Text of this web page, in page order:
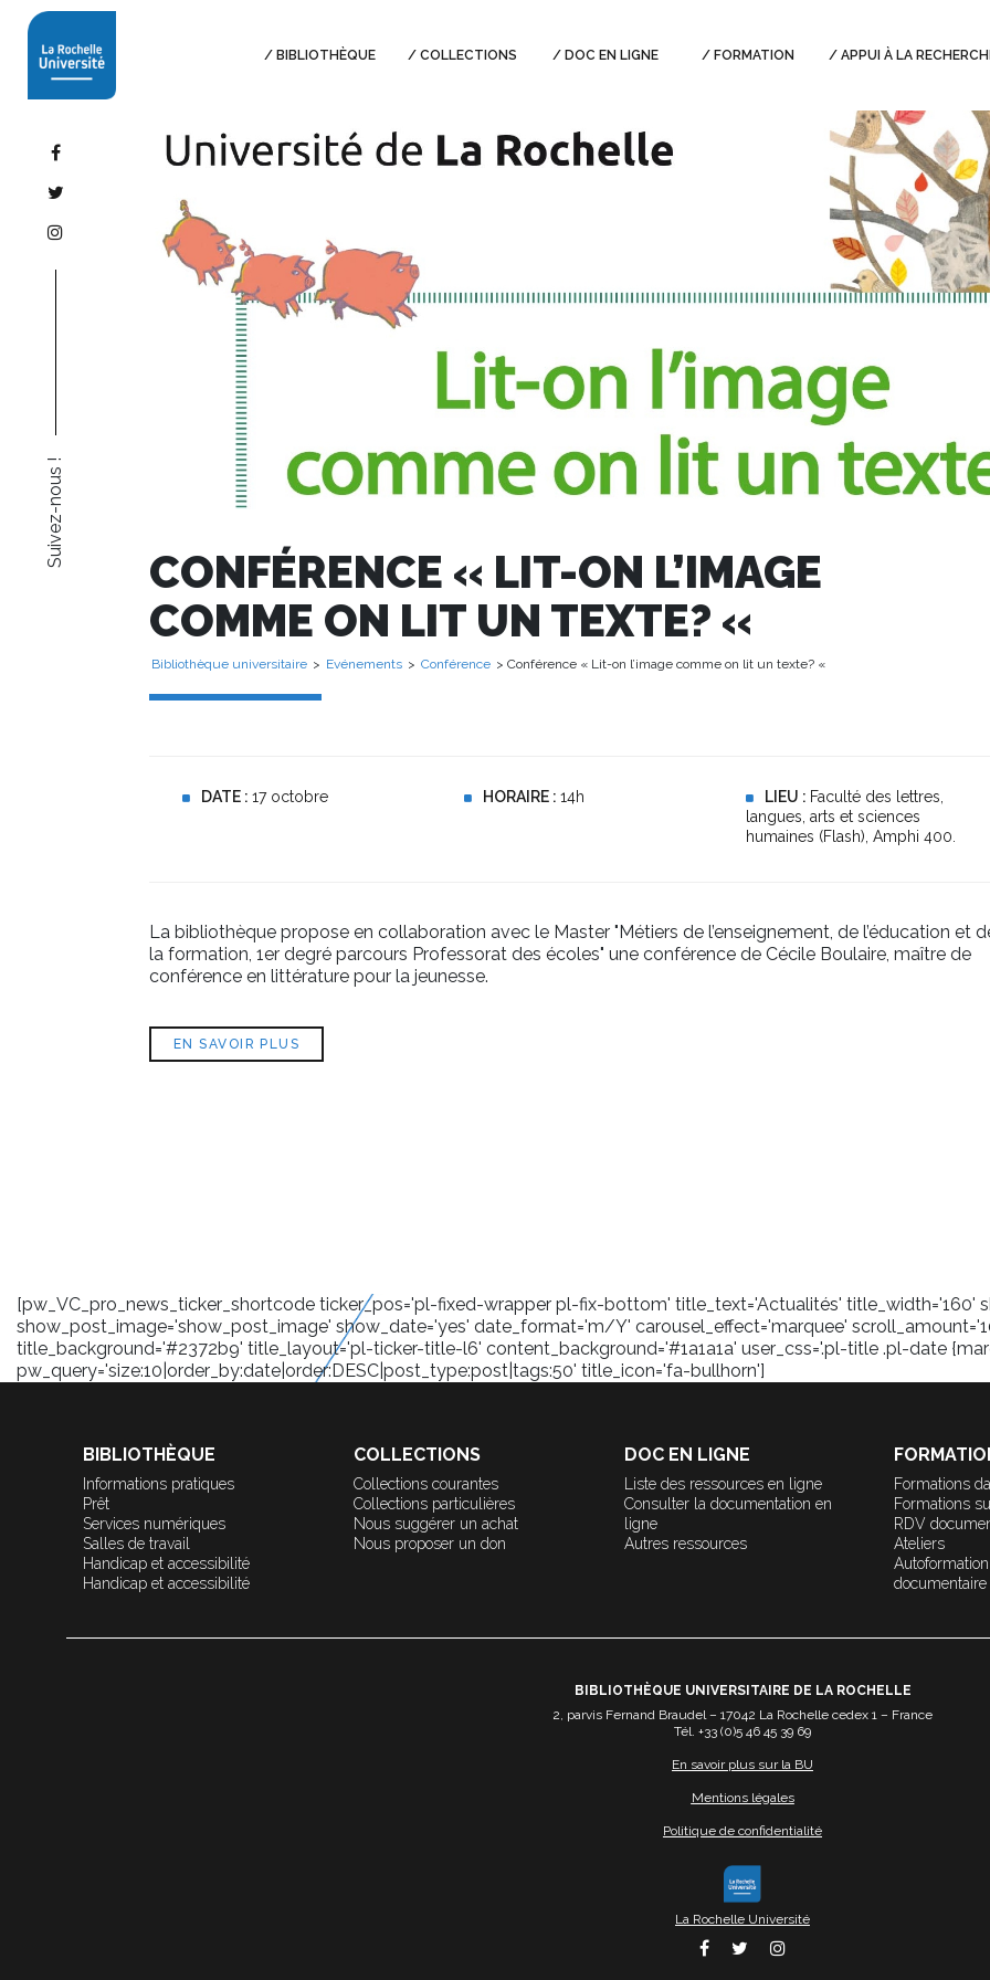
BIBLIOTHÈQUE COLLECTIONS DOC EN LIGNE FORMATION APPUI À LA
Suivez-nous !
CONFÉRENCE « LIT-ON L’IMAGE
COMME ON LIT UN TEXTE? «
Bibliothèque universitaire > Evénements > Conférence > Conférence « Lit-on l’image comme on lit un texte? «
DATE : 17 octobre HORAIRE :14h LIEU : Faculté des lettres,
langues, arts et sciences
humaines (Flash), Amphi 400.
La bibliothèque propose en collaboration avec le Master "Métiers de l’enseignement, de l’éducation et
la formation, 1er degré parcours Professorat des écoles" une conférence de Cécile Boulaire, maître de
conférence en littérature pour la jeunesse.
EN SAVOIR PLUS
[pw_VC_pro_news_ticker_shortcode ticker_pos='pl-fixed-wrapper pl-fix-bottom' title_text='Actualités' title_width='160'
show_post_image='show_post_image' show_date='yes' date_format='m/Y' carousel_effect='marquee'
title_background='#2372b9' title_layout='pl-ticker-title-l6' content_background='#1a1a1a' user_css='.pl-title .pl-date
pw_query='size:10|order_by:date|order:DESC|post_type:post|tags:50' title_icon='fa-bullhorn']
BIBLIOTHÈQUE
Informations pratiques
Prêt
Services numériques
Salles de travail
Handicap et accessibilité
Handicap et accessibilité
COLLECTIONS
Collections courantes
Collections particulières
Nous suggérer un achat
Nous proposer un don
DOC EN LIGNE
Liste des ressources en ligne
Consulter la documentation en
ligne
Autres ressources
Formations
Formations
RDV
Ateliers
documentaire
BIBLIOTHÈQUE UNIVERSITAIRE DE LA ROCHELLE
2, parvis Fernand Braudel – 17042 La Rochelle cedex 1 – France
Tél. +33 (0)5 46 45 39 69
En savoir plus sur la BU
Mentions légales
Politique de confidentialité
La Rochelle Université